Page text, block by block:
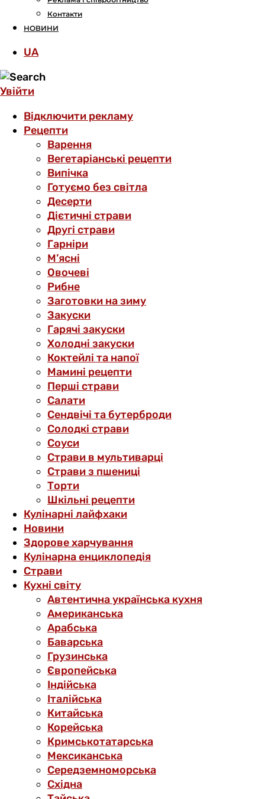
Контакти
НОВИНИ
UA
Увійти
Відключити рекламу
Рецепти
Варення
Вегетаріанські рецепти
Випічка
Готуємо без світла
Десерти
Дієтичні страви
Другі страви
Гарніри
М’ясні
Овочеві
Рибне
Заготовки на зиму
Закуски
Гарячі закуски
Холодні закуски
Коктейлі та напої
Мамині рецепти
Перші страви
Салати
Сендвічі та бутерброди
Солодкі страви
Соуси
Страви в мультиварці
Страви з пшениці
Торти
Шкільні рецепти
Кулінарні лайфхаки
Новини
Здорове харчування
Кулінарна енциклопедія
Страви
Кухні світу
Автентична українська кухня
Американська
Арабська
Баварська
Грузинська
Європейська
Індійська
Італійська
Китайська
Корейська
Кримськотатарська
Мексиканська
Середземноморська
Східна